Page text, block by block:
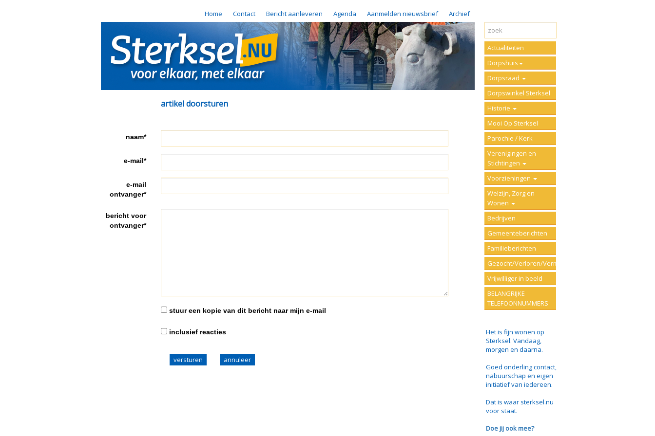
Home Contact Bericht aanleveren Agenda Aanmelden nieuwsbrief Archief
artikel doorsturen
naam*
e-mail*
e-mail
ontvanger*
bericht voor
ontvanger*
stuur een kopie van dit bericht naar mijn e-mail
inclusief reacties
versturen
Actualiteiten
Dorpshuis
Dorpsraad
Dorpswinkel Sterksel
Historie
Mooi Op Sterksel
Parochie / Kerk
Verenigingen en
Stichtingen
Voorzieningen
Welzijn, Zorg en
Wonen
Bedrijven
Gemeenteberichten
Familieberichten
Gezocht/Verloren/Vermist
Vrijwilliger in beeld
BELANGRIJKE
TELEFOONNUMMERS
Het is fijn wonen op
Sterksel. Vandaag,
morgen en daarna.
Goed onderling contact,
nabuurschap en eigen
initiatief van iedereen.
Dat is waar sterksel.nu
voor staat.
Doe jij ook mee?